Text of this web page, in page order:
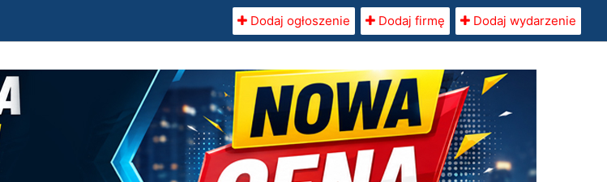
Dodaj ogłoszenie Dodaj firmę Dodaj wydarzenie